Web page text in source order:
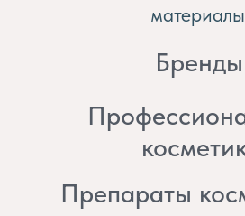
8 (982) 297 07 97
Препараты косметолога
Доставка